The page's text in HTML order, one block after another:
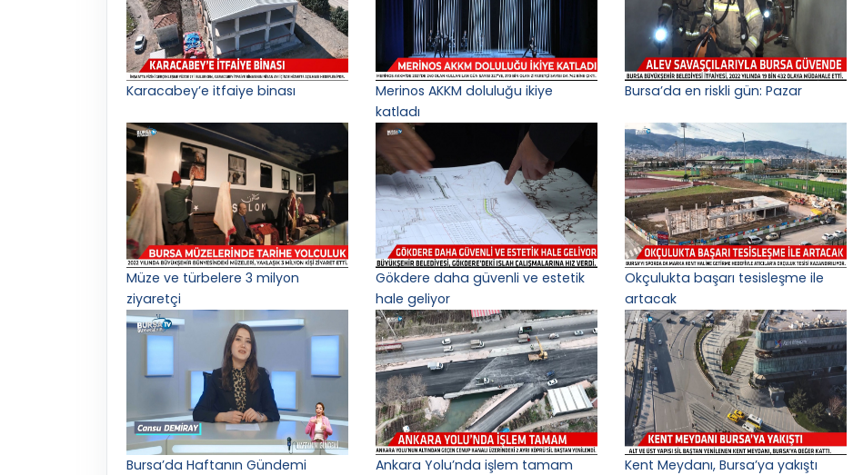
Karacabey’e itfaiye binası
Merinos AKKM doluluğu ikiye
katladı
Bursa’da en riskli gün: Pazar
Müze ve türbelere 3 milyon
ziyaretçi
Gökdere daha güvenli ve estetik
hale geliyor
Okçulukta başarı tesisleşme ile
artacak
Bursa’da Haftanın Gündemi
Ankara Yolu’nda işlem tamam Kent Meydanı, Bursa’ya yakıştı